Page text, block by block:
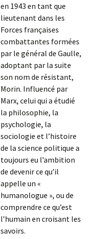
en 1943 en tant que
lieutenant dans les
Forces françaises
combattantes formées
par le général de Gaulle,
adoptant par la suite
son nom de résistant,
Morin. Influencé par
Marx, celui qui a étudié
la philosophie, la
psychologie, la
sociologie et l’histoire
de la science politique a
toujours eu l’ambition
de devenir ce qu’il
appelle un «
humanologue », ou de
comprendre ce qu’est
l’humain en croisant les
savoirs.